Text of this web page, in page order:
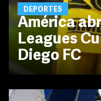
DEPORTES
América
Leagues
Diego FC